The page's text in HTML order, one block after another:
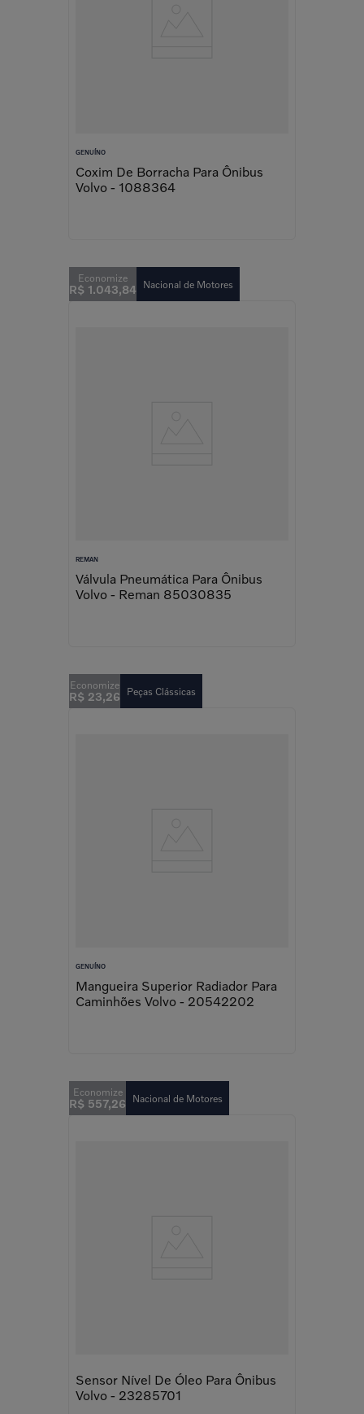
GENUÍNO
Coxim De Borracha Para Ônibus
Volvo - 1088364
R$ 1.043,84 Nacional de Motores
REMAN
Válvula Pneumática Para Ônibus
Volvo - Reman 85030835
R$ 23,26 Peças Clássicas
GENUÍNO
Mangueira Superior Radiador Para
Caminhões Volvo - 20542202
R$ 557,26 Nacional de Motores
Sensor Nível De Óleo Para Ônibus
Volvo - 23285701